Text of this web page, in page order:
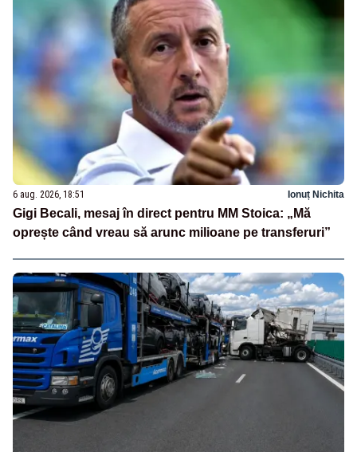
6 aug. 2026, 18:51 Ionuț Nichita
Gigi Becali, mesaj în direct pentru MM Stoica: „Mă
oprește când vreau să arunc milioane pe transferuri”